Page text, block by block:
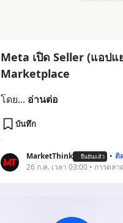
Meta เปิด Seller (แอปแ
Marketplace
โดย... อ่านต่อ
บันทึก
MarketThink ยืนยันแล้ว • ติ
26 ก.ค. เวลา 03:00 • การตลา